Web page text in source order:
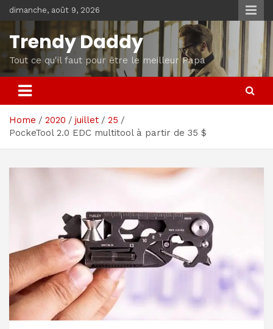
Skip
to
content
dimanche, août 9, 2026
Trendy Daddy
Tout ce qu'il faut pour être le meilleur Papa
Home 2020 juillet
25
PockeTool 2.0 EDC multitool à partir de 35 $